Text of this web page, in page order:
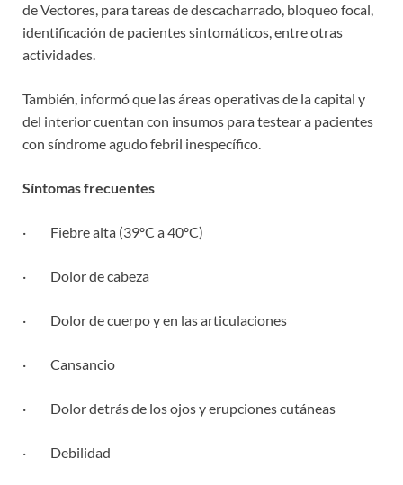
de Vectores, para tareas de descacharrado, bloqueo focal,
identificación de pacientes sintomáticos, entre otras
actividades.
También, informó que las áreas operativas de la capital y
del interior cuentan con insumos para testear a pacientes
con síndrome agudo febril inespecífico.
Síntomas frecuentes
· Fiebre alta (39ºC a 40ºC)
· Dolor de cabeza
· Dolor de cuerpo y en las articulaciones
· Cansancio
· Dolor detrás de los ojos y erupciones cutáneas
· Debilidad